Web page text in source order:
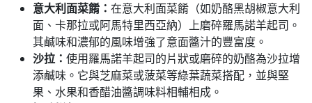
意大利面菜餚： 在意大利面菜餚（如奶酪黑胡椒意大利
面、卡那拉或阿馬特里西亞納）上磨碎羅馬諾羊起司。
其鹹味和濃郁的風味增強了意面醬汁的豐富度。
沙拉： 使用羅馬諾羊起司的片狀或磨碎的奶酪為沙拉增
添鹹味。它與芝麻菜或菠菜等綠葉蔬菜搭配，並與堅
果、水果和香醋油醬調味料相輔相成。